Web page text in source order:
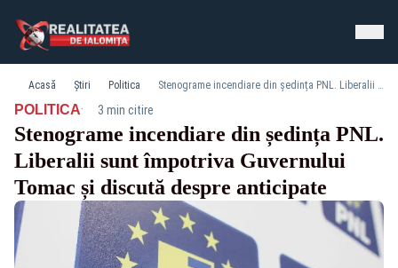
Acasă Știri Politica Stenograme incendiare din ședința PNL. Liberalii sunt împotriva Guvernului Tomac și discută despre anticipate
POLITICA· 3 min citire
Stenograme incendiare din ședința PNL.
Liberalii sunt împotriva Guvernului
Tomac și discută despre anticipate